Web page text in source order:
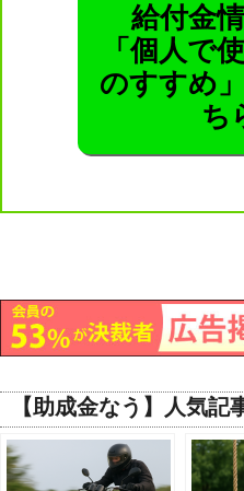
給付金
「個人で
のすすめ
ち
【助成金なう】人気記